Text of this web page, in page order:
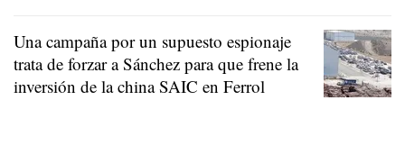
Una campaña por un supuesto espionaje
trata de forzar a Sánchez para que frene la
inversión de la china SAIC en Ferrol